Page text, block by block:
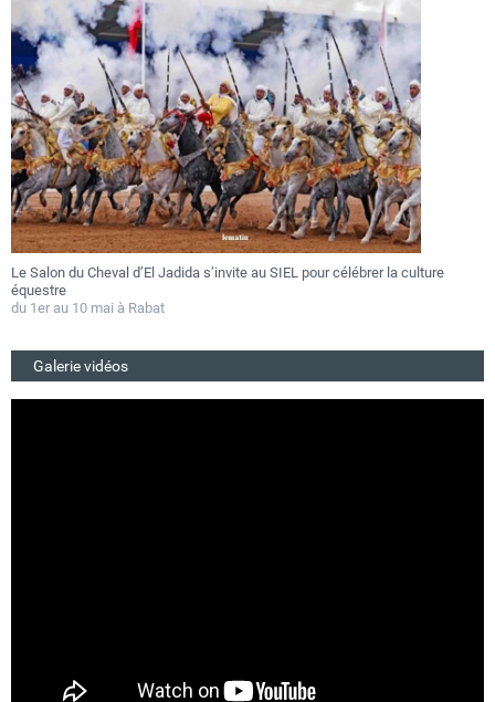
Le Salon du Cheval d’El Jadida s’invite au SIEL pour célébrer la culture
équestre
du 1er au 10 mai à Rabat
Galerie vidéos